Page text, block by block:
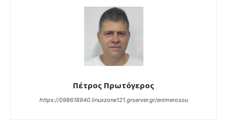
Πέτρος Πρωτόγερος
https://098618940.linuxzone121.grserver.gr/enimerosou